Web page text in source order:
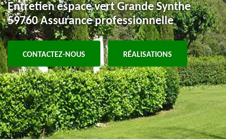
Entretien espace vert Grande Synthe
59760 Assurance professionnelle
CONTACTEZ-NOUS RÉALISATIONS